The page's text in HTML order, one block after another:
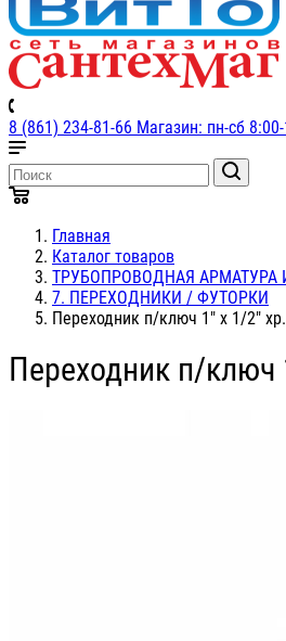
8 (861) 234-81-66 Магазин: пн-сб
Главная
Каталог товаров
ТРУБОПРОВОДНАЯ АРМАТУРА
7. ПЕРЕХОДНИКИ / ФУТОРКИ
Переходник п/ключ 1" х 1/2" хр.
Переходник п/ключ